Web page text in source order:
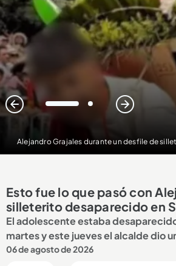
Alejandro Grajales durante un desfile de
1 2
Esto fue lo que pasó con
silleterito desaparecido en
El adolescente estaba
martes y este jueves el alcalde dio
06 de agosto de 2026